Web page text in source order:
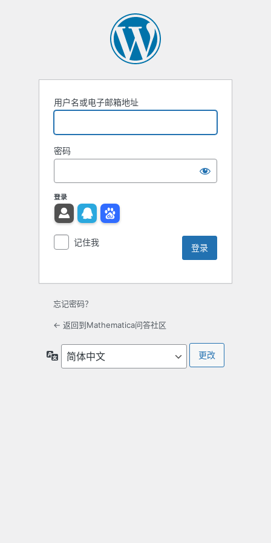
用户名或电子邮箱地址
密码
登录
记住我
忘记密码？
← 返回到Mathematica问答社区
言